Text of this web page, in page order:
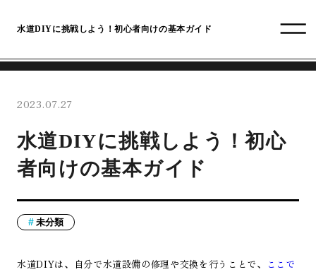
水道DIYに挑戦しよう！初心者向けの基本ガイド
2023.07.27
水道DIYに挑戦しよう！初心
者向けの基本ガイド
未分類
水道DIYは、自分で水道設備の修理や交換を行うことで、
ここで